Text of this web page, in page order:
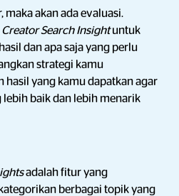
maka akan ada evaluasi.
Creator Search Insightuntuk
dan apa saja yang perlu
strategi kamu
hasil yang kamu dapatkan agar
lebih baik dan lebih menarik
adalah fitur yang
berbagai topik yang